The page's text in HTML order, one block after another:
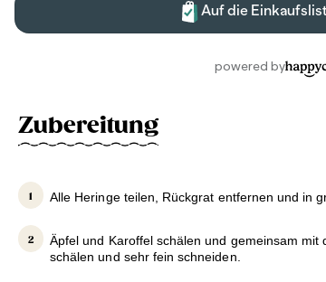
Zubereitung
Alle Heringe teilen, Rückgrat entfernen und in
Äpfel und Karoffel schälen und gemeinsam
schälen und sehr fein schneiden.